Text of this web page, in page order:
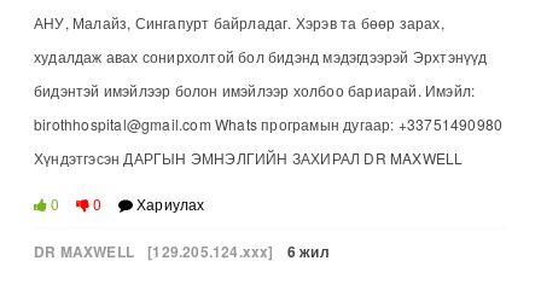
АНУ, Малайз, Сингапурт байрладаг. Хэрэв та бөөр зарах,
худалдаж авах сонирхолтой бол бидэнд мэдэгдээрэй Эрхтэнүүд
бидэнтэй имэйлээр болон имэйлээр холбоо бариарай. Имэйл:
birothhospital@gmail.com Whats програмын дугаар: +33751490980
Хүндэтгэсэн ДАРГЫН ЭМНЭЛГИЙН ЗАХИРАЛ DR MAXWELL
0 0 Хариулах
DR MAXWELL [129.205.124.xxx] 6 жил